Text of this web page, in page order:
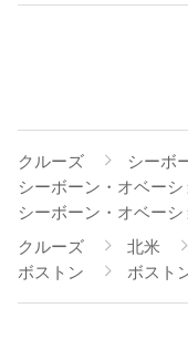
クルーズ
シーボ
シーボーン・オベーシ
シーボーン・オベー
クルーズ
北米
ボストン
ボスト